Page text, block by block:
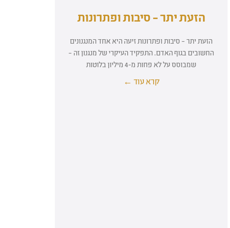
הזעת יתר – סיבות ופתרונות
הזעת יתר – סיבות ופתרונות זיעה היא אחד המנגנונים
החשובים בגוף האדם. התפקיד העיקרי של מנגנון זה –
שמבוסס על לא פחות מ-4 מיליון בלוטות
קרא עוד ←